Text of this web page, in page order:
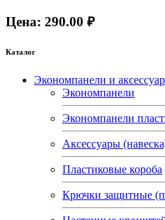
Цена: 290.00 ₽
Каталог
Экономпанели и
Экономпанели
Экономпанели
Аксессуары
Пластиковые короба
Крючки защитные